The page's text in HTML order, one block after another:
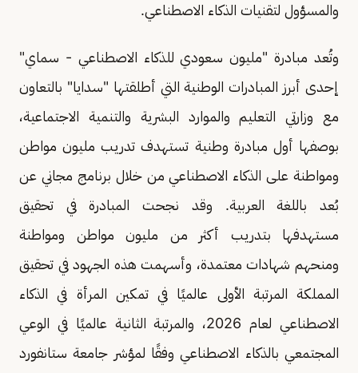
والمسؤول لتقنيات الذكاء الاصطناعي.
وتُعد مبادرة "مليون سعودي للذكاء الاصطناعي - سماي"
إحدى أبرز المبادرات الوطنية التي أطلقتها "سدايا" بالتعاون
مع وزارتي التعليم والموارد البشرية والتنمية الاجتماعية،
بوصفها أول مبادرة وطنية تستهدف تدريب مليون مواطن
ومواطنة على الذكاء الاصطناعي من خلال برنامج مجاني عن
بُعد باللغة العربية. وقد نجحت المبادرة في تحقيق
مستهدفها بتدريب أكثر من مليون مواطن ومواطنة
ومنحهم شهادات معتمدة، وأسهمت هذه الجهود في تحقيق
المملكة المرتبة الأولى عالميًا في تمكين المرأة في الذكاء
الاصطناعي لعام 2026، والمرتبة الثانية عالميًا في الوعي
المجتمعي بالذكاء الاصطناعي وفقًا لمؤشر جامعة ستانفورد